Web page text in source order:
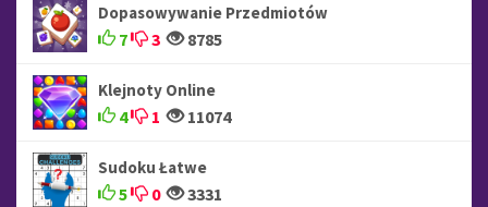
Dopasowywanie Przedmiotów
7 3 8785
Klejnoty Online
4 1 11074
Sudoku Łatwe
5 0 3331